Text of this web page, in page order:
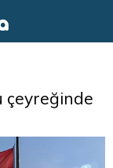
çeyreğinde